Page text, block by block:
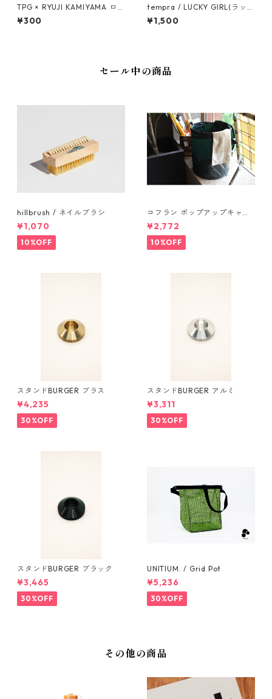
TPG × RYUJI KAMIYAMA ロゴ
ステッカー（オレンジ）
¥300
tempra / LUCKY GIRL(ラッキ
ーガール)バンダナ
¥1,500
セール中の商品
hillbrush / ネイルブラシ
¥1,070
10%OFF
コフラン ポップアップキャン
プトラッシュカン Sサイズ
¥2,772
10%OFF
スタンドBURGER ブラス
¥4,235
30%OFF
スタンドBURGER アルミ
¥3,311
30%OFF
スタンドBURGER ブラック
¥3,465
30%OFF
UNITIUM. / Grid Pot
¥5,236
30%OFF
その他の商品